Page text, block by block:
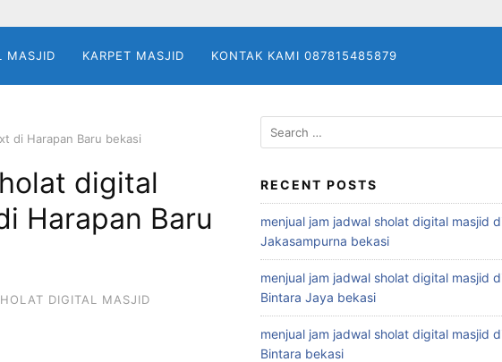
MASJID KARPET MASJID KONTAK KAMI 087815485879
di Harapan Baru bekasi
digital
Harapan Baru
DIGITAL MASJID
Search
for:
RECENT POSTS
menjual jam jadwal sholat digital masjid
Jakasampurna bekasi
menjual jam jadwal sholat digital masjid
Bintara Jaya bekasi
menjual jam jadwal sholat digital masjid
Bintara bekasi